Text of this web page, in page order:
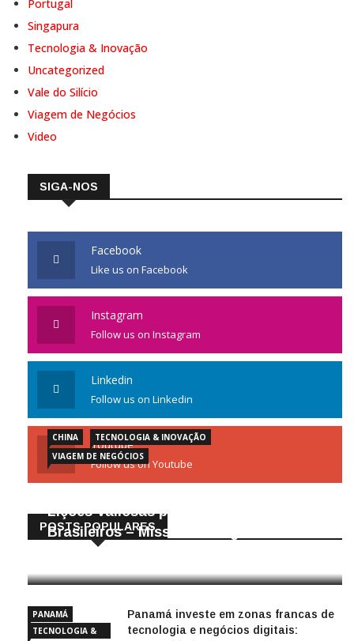
Portugal
Singapura
Tecnologia & Inovação
Uncategorized
Vale do Silício
Viagem de Negócios
Video
SIGA-NOS
Facebook
Like us on Facebook
Instagram
Follow us on Instagram
Linkedin
Follow us on Linkedin
Youtube
Follow us on Youtube
POSTS POPULARES
CHINA
TECNOLOGIA & INOVAÇÃO
VIAGEM DE NEGÓCIOS
Lições Valiosas para Empresários
Brasileiros – Missão de Negócios China
PANAMÁ
TECNOLOGIA &
Panamá investe em zonas francas de
tecnologia e negócios digitais: